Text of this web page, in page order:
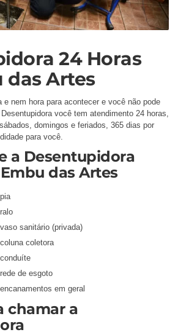
24 Horas
das Artes
e nem hora para acontecer e você não pode
você tem atendimento 24 horas,
domingos e feriados, 365 dias por
para você.
a Desentupidora
das Artes
sanitário (privada)
coletora
de esgoto
em geral
chamar a